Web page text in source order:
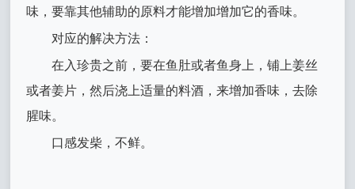
味，要靠其他辅助的原料才能增加增加它的香味。
对应的解决方法：
在入珍贵之前，要在鱼肚或者鱼身上，铺上姜丝
或者姜片，然后浇上适量的料酒，来增加香味，去除
腥味。
口感发柴，不鲜。